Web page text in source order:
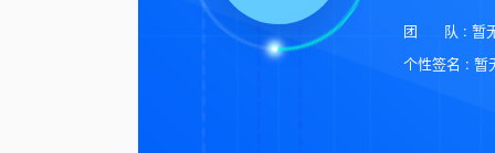
团 队 : 暂
个性签名 : 暂